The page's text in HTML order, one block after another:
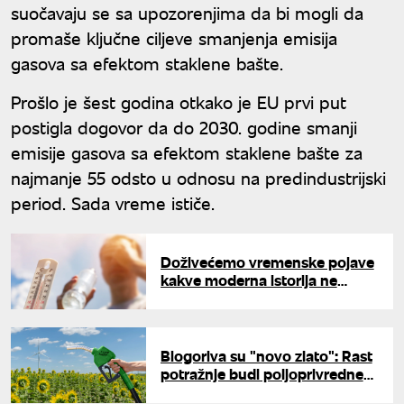
suočavaju se sa upozorenjima da bi mogli da
promaše ključne ciljeve smanjenja emisija
gasova sa efektom staklene bašte.
Prošlo je šest godina otkako je EU prvi put
postigla dogovor da do 2030. godine smanji
emisije gasova sa efektom staklene bašte za
najmanje 55 odsto u odnosu na predindustrijski
period. Sada vreme ističe.
Doživećemo vremenske pojave
kakve moderna istorija ne
Biogoriva su "novo zlato": Rast
potražnje budi poljoprivredne